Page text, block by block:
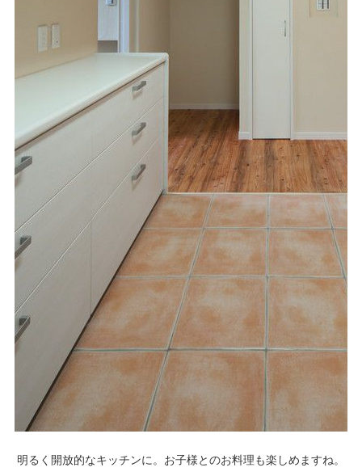
明るく開放的なキッチンに。お子様とのお料理も楽しめますね。